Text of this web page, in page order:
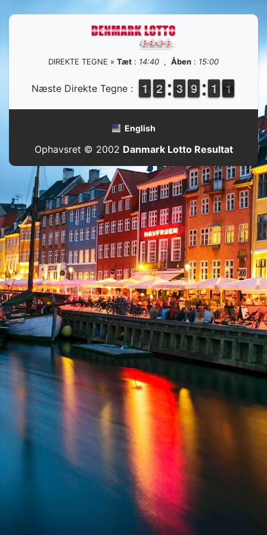
DIREKTE TEGNE » Tæt : 14:40 , Åben : 15:00
Næste Direkte Tegne : 1
1
1
1 1
1
2
2 2
2
3
3 8
8
9
9 1
1
1
1 1
0
English
Ophavsret © 2002 Danmark Lotto Resultat